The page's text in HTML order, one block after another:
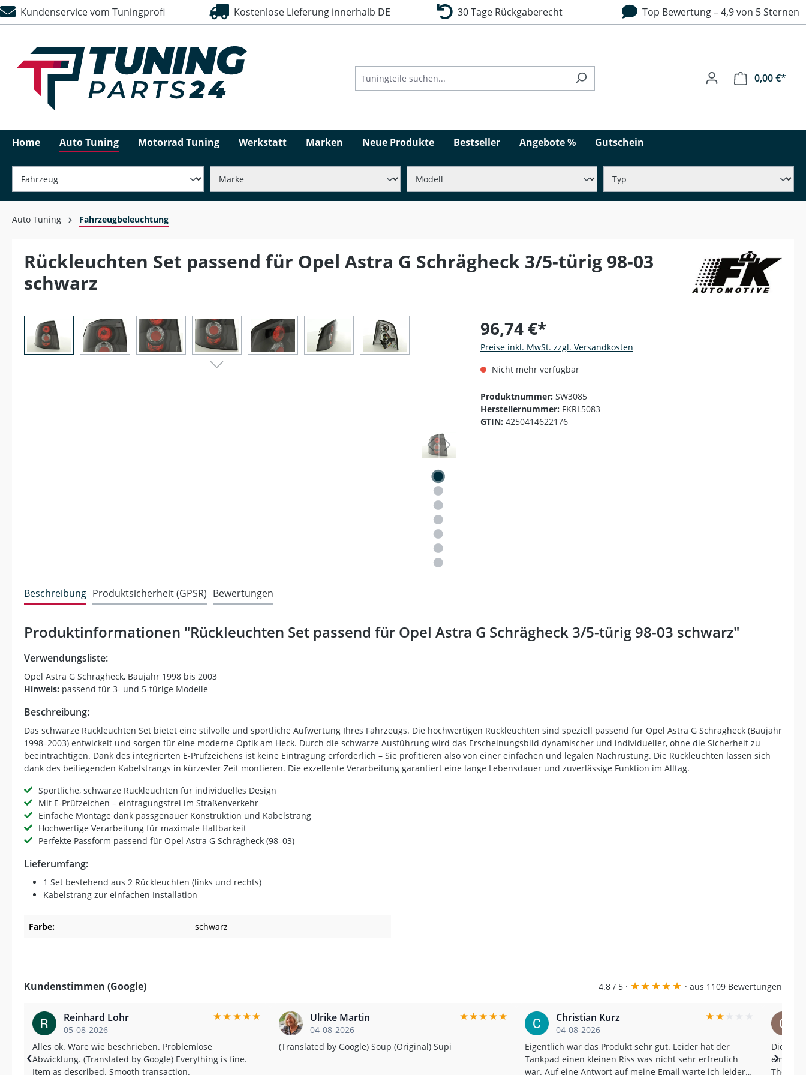
Zur Hauptnavigation springen
Kundenservice vom Tuningprofi Kostenlose Lieferung innerhalb DE 30 Tage Rückgaberecht Top Bewertung – 4,9 von 5 Sternen
0,00 €*
Home Auto Tuning Motorrad Tuning Werkstatt Marken Neue Produkte Bestseller Angebote % Gutschein
Auto Tuning Fahrzeugbeleuchtung
Rückleuchten Set passend für Opel Astra G Schrägheck 3/5-türig 98-03
schwarz
Bildergalerie überspringen 96,74 €*
Preise inkl. MwSt. zzgl. Versandkosten
Nicht mehr verfügbar
Produktnummer: SW3085
Herstellernummer: FKRL5083
GTIN: 4250414622176
Beschreibung Produktsicherheit (GPSR) Bewertungen
Produktinformationen "Rückleuchten Set passend für Opel Astra G Schrägheck 3/5-türig 98-03 schwarz"
Verwendungsliste:
Opel Astra G Schrägheck, Baujahr 1998 bis 2003
Hinweis: passend für 3- und 5-türige Modelle
Beschreibung:
Das schwarze Rückleuchten Set bietet eine stilvolle und sportliche Aufwertung Ihres Fahrzeugs. Die hochwertigen Rückleuchten sind speziell passend für Opel Astra G Schrägheck (Baujahr
1998–2003) entwickelt und sorgen für eine moderne Optik am Heck. Durch die schwarze Ausführung wird das Erscheinungsbild dynamischer und individueller, ohne die Sicherheit zu
beeinträchtigen. Dank des integrierten E-Prüfzeichens ist keine Eintragung erforderlich – Sie profitieren also von einer einfachen und legalen Nachrüstung. Die Rückleuchten lassen sich
dank des beiliegenden Kabelstrangs in kürzester Zeit montieren. Die exzellente Verarbeitung garantiert eine lange Lebensdauer und zuverlässige Funktion im Alltag.
Sportliche, schwarze Rückleuchten für individuelles Design
Mit E-Prüfzeichen – eintragungsfrei im Straßenverkehr
Einfache Montage dank passgenauer Konstruktion und Kabelstrang
Hochwertige Verarbeitung für maximale Haltbarkeit
Perfekte Passform passend für Opel Astra G Schrägheck (98–03)
Lieferumfang:
1 Set bestehend aus 2 Rückleuchten (links und rechts)
Kabelstrang zur einfachen Installation
Farbe: schwarz
Kundenstimmen (Google) 4.8 / 5 · ★★★★★ · aus 1109 Bewertungen
Reinhard Lohr
05-08-2026
★★★★★
Alles ok. Ware wie beschrieben. Problemlose
Abwicklung. (Translated by Google) Everything is fine.
Item as described. Smooth transaction.
Ulrike Martin
04-08-2026
★★★★★
(Translated by Google) Soup (Original) Supi
Christian Kurz
04-08-2026
★★
Eigentlich war das Produkt sehr gut. Leider hat der
Tankpad einen kleinen Riss was nicht sehr erfreulich
war. Auf eine Antwort auf meine Email warte ich leider
Die
einen wirklich
The
‹ ›